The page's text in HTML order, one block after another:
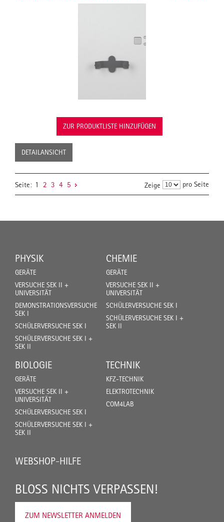
ZUR PRODUKTLISTE HINZUFÜGEN
DETAILANSICHT
Seite: 1 2 3 4 5 Zeige pro Seite
PHYSIK
GERÄTE
VERSUCHE SEK II +
UNIVERSITÄT
DEMONSTRATIONSVERSUCHE
SEK I
SCHÜLERVERSUCHE SEK I
SCHÜLERVERSUCHE SEK I +
SEK II
CHEMIE
GERÄTE
VERSUCHE SEK II +
UNIVERSITÄT
SCHÜLERVERSUCHE SEK I
SCHÜLERVERSUCHE SEK I +
SEK II
BIOLOGIE
GERÄTE
VERSUCHE SEK II +
UNIVERSITÄT
SCHÜLERVERSUCHE SEK I
SCHÜLERVERSUCHE SEK I +
SEK II
TECHNIK
KFZ-TECHNIK
ELEKTROTECHNIK
COM4LAB
WEBSHOP-HILFE
BLOSS NICHTS VERPASSEN!
ZUM NEWSLETTER ANMELDEN